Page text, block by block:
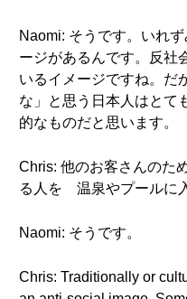
Naomi: そうです。いれ
ージがあるんです。反社
いるイメージですね。だ
な」と思う日本人はとて
的なものだと思います。
Chris: 他のお客さんのた
る人を 温泉やプールに
Naomi: そうです。
Chris: Traditionally or